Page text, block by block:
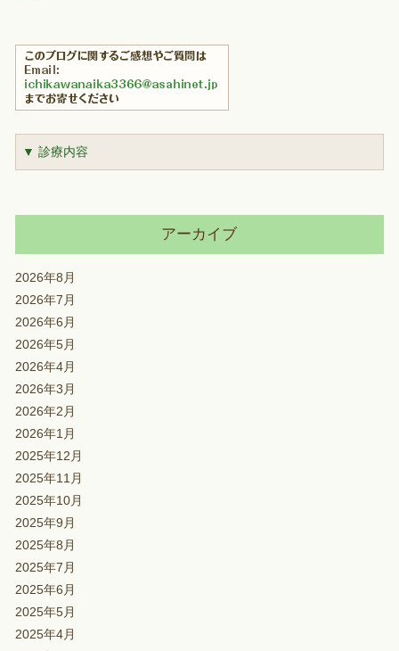
▼ 診療内容
アーカイブ
2026年8月
2026年7月
2026年6月
2026年5月
2026年4月
2026年3月
2026年2月
2026年1月
2025年12月
2025年11月
2025年10月
2025年9月
2025年8月
2025年7月
2025年6月
2025年5月
2025年4月